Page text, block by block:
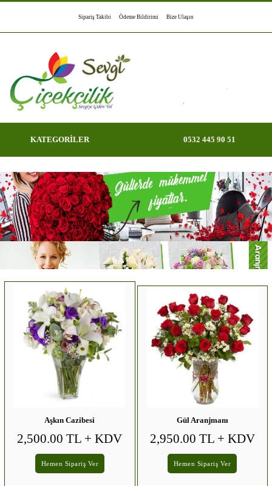
Sipariş Takibi Ödeme Bildirimi Bize Ulaşın
KATEGORİLER 0532 445 90 51
Aşkın Cazibesi
2,500.00 TL + KDV
Hemen Sipariş Ver
Gül Aranjmanı
2,950.00 TL + KDV
Hemen Sipariş Ver